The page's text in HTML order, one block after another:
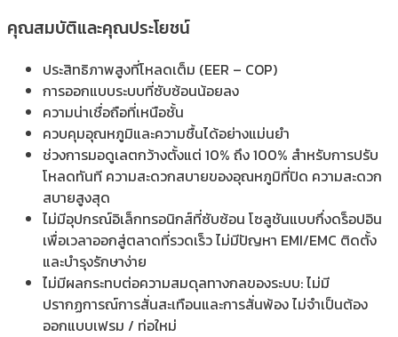
คุณสมบัติและคุณประโยชน์
การออกแบบระบบที่ซับซ้อนน้อยลง
ความน่าเชื่อถือที่เหนือชั้น
ควบคุมอุณหภูมิและความชื้นได้อย่างแม่นยำ
ช่วงการมอดูเลตกว้างตั้งแต่ 10% ถึง 100% สำหรับการปรับ
โหลดทันที ความสะดวกสบายของอุณหภูมิที่ปิด ความสะดวก
สบายสูงสุด
ไม่มีอุปกรณ์อิเล็กทรอนิกส์ที่ซับซ้อน โซลูชันแบบกึ่งดร็อปอิน
เพื่อเวลาออกสู่ตลาดที่รวดเร็ว ไม่มีปัญหา EMI/EMC ติดตั้ง
และบำรุงรักษาง่าย
ไม่มีผลกระทบต่อความสมดุลทางกลของระบบ: ไม่มี
ปรากฏการณ์การสั่นสะเทือนและการสั่นพ้อง ไม่จำเป็นต้อง
ออกแบบเฟรม / ท่อใหม่